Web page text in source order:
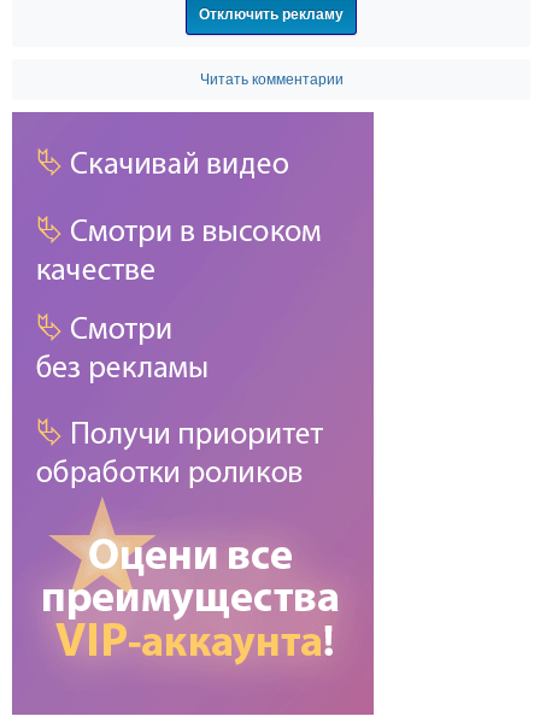
Отключить рекламу
Читать комментарии